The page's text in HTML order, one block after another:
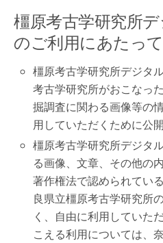
橿原考古学研究所
のご利用にあたって
橿原考古学研究所デジタ
考古学研究所がおこなっ
掘調査に関わる画像等の
用していただくために公
橿原考古学研究所デジタ
る画像、文章、その他の
著作権法で認められてい
良県立橿原考古学研究所
く、自由に利用していた
こえる利用については、